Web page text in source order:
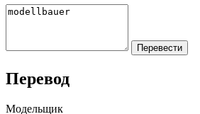
Перевод
Модельщик